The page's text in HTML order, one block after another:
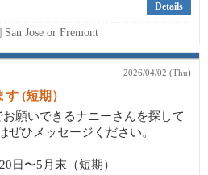
Details
San Jose or Fremont
2026/04/02 (Thu)
(短期）
願いできるナニーさんを探して
ぜひメッセージください。
日〜5月末（短期）